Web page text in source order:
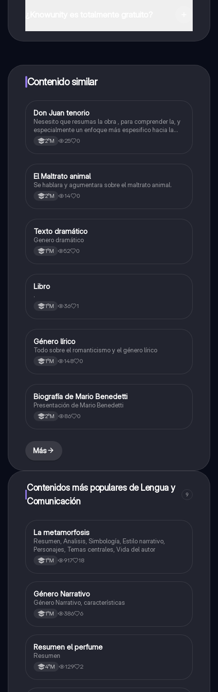
a determinadas funciones.
Contenido similar
Lengua y Comunicación
Don Juan tenorio
Nesesito que resumas la obra , para comprender la, y
especialmente un enfoque más espesifico hacia la
parte dos
2°M 25 0
Lengua y Comunicación
El Maltrato animal
Se hablara y agumentara sobre el maltrato animal.
2°M 14 0
Lengua y Comunicación
Texto dramático
Genero dramático
1°M 52 0
Lengua y Comunicación
Libro
.
1°M 36 1
Lengua y Comunicación
Género lírico
Todo sobre el romanticismo y el género lírico
1°M 148 0
Lengua y Comunicación
Biografía de Mario Benedetti
Presentación de Mario Benedetti
2°M 86 0
Más
Contenidos más populares de Lengua y
Comunicación
9
Lengua y Comunicación
La metamorfosis
Resumen, Analisis, Simbología, Estilo narrativo,
Personajes, Temas centrales, Vida del autor
1°M 917 18
Lengua y Comunicación
Género Narrativo
Género Narrativo, características
1°M 386 6
Lengua y Comunicación
Resumen el perfume
Resumen
4°M 129 2